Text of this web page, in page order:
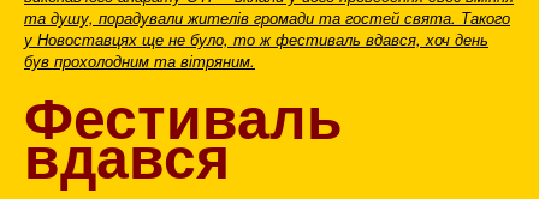
та душу, порадували жителів громади та гостей свята. Такого
у Новоставцях ще не було, то ж фестиваль вдався, хоч день
був прохолодним та вітряним.
Фестиваль
вдався